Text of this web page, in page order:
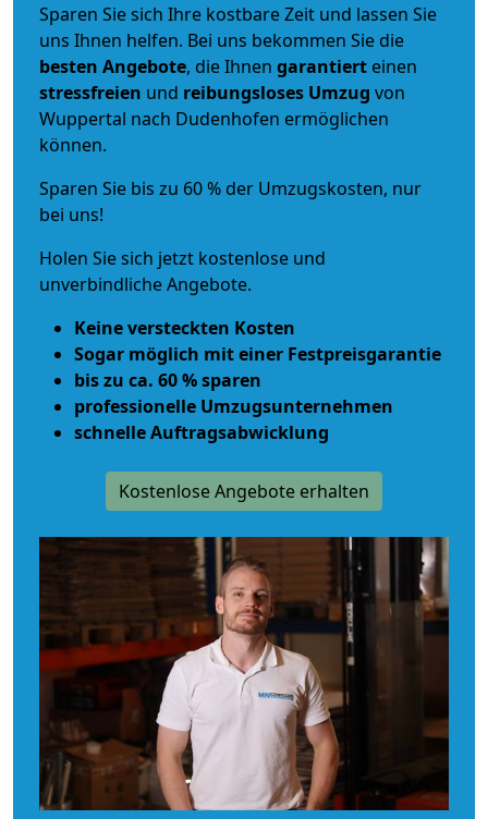
Sparen Sie sich Ihre kostbare Zeit und lassen Sie
uns Ihnen helfen. Bei uns bekommen Sie die
besten Angebote, die Ihnen garantiert einen
stressfreien und reibungsloses Umzug von
Wuppertal nach Dudenhofen ermöglichen
können.
Sparen Sie bis zu 60 % der Umzugskosten, nur
bei uns!
Holen Sie sich jetzt kostenlose und
unverbindliche Angebote.
Keine versteckten Kosten
Sogar möglich mit einer Festpreisgarantie
bis zu ca. 60 % sparen
professionelle Umzugsunternehmen
schnelle Auftragsabwicklung
Kostenlose Angebote erhalten